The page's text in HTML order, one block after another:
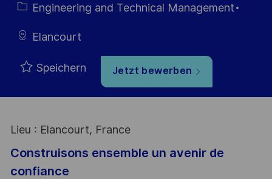
Kategorie
Engineering and Technical Management
Elancourt
Speichern Jetzt bewerben
Lieu : Elancourt, France
Construisons ensemble un avenir de
confiance